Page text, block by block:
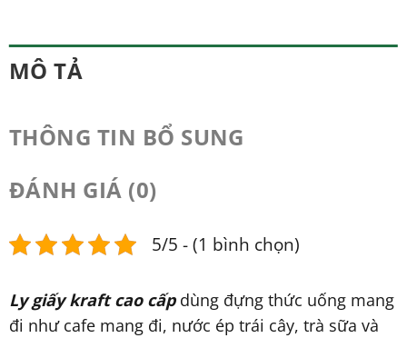
MÔ TẢ
THÔNG TIN BỔ SUNG
ĐÁNH GIÁ (0)
5/5 - (1 bình chọn)
Ly giấy kraft cao cấpdùng đựng thức uống mang
đi như cafe mang đi, nước ép trái cây, trà sữa và